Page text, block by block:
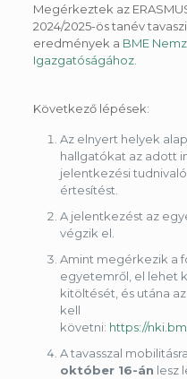
Megérkeztek az
2024/2025-ös tanév
eredmények a BME
Igazgatóságához.
Következő lépések:
Az elnyert helyek
hallgatókat az adott
jelentkezési
értesítést.
A jelentkezést az
végzik el.
Amint megérkezik a
egyetemről, el lehet
kitöltését, és utána
kell
követni: https://
A tavasszal
október 16-án lesz